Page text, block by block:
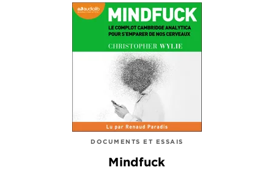
DOCUMENTS ET ESSAIS
Mindfuck